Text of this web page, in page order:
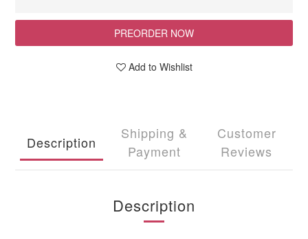
PREORDER NOW
Add to Wishlist
Description
Shipping &
Payment
Customer
Reviews
Description